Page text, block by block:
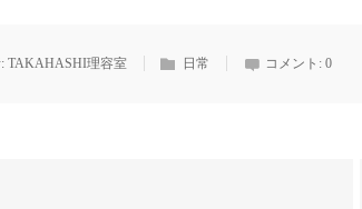
TAKAHASHI理容室 日常 コメント: 0